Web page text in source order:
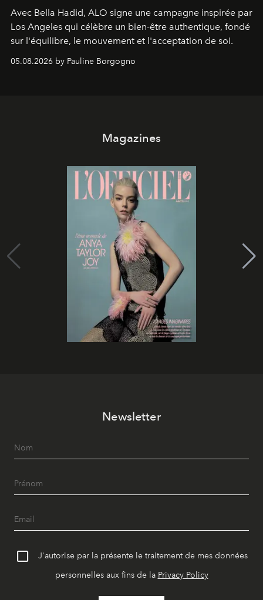
Avec Bella Hadid, ALO signe une campagne inspirée par
Los Angeles qui célèbre un bien-être authentique, fondé
sur l'équilibre, le mouvement et l'acceptation de soi.
05.08.2026 by Pauline Borgogno
Magazines
Newsletter
J'autorise par la présente le traitement de mes données
personnelles aux fins de la Privacy Policy